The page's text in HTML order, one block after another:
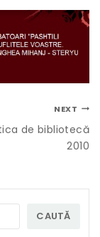
NEXT
de bibliotecă
2010
CAUTĂ